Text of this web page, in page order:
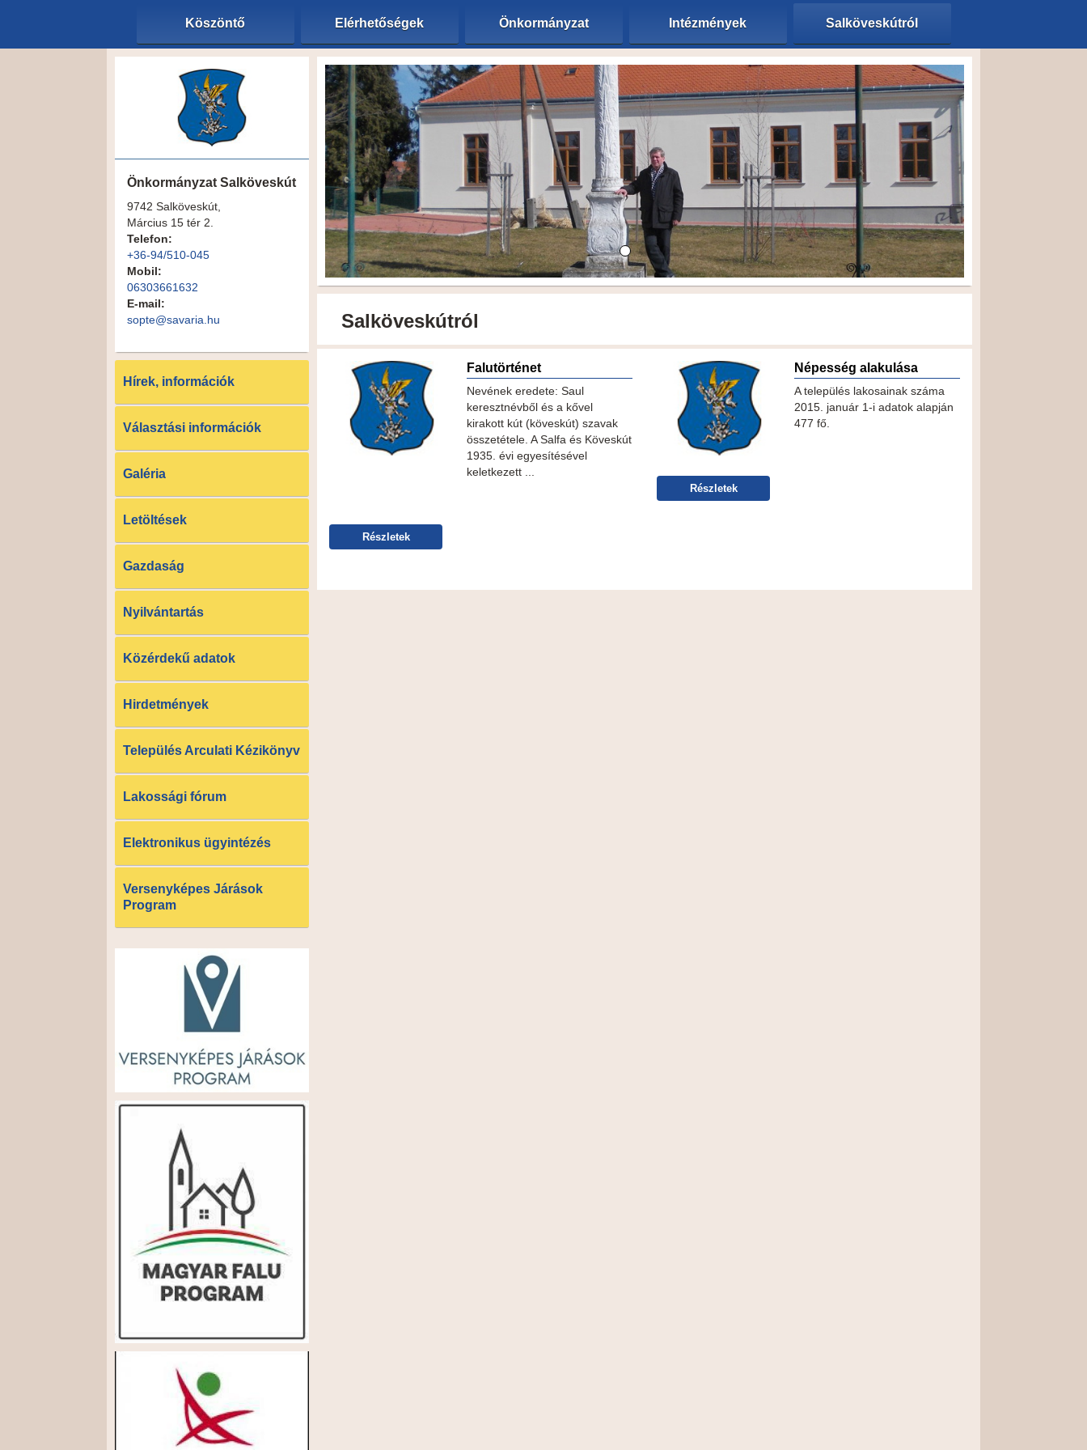
Köszöntő Elérhetőségek Önkormányzat Intézmények Salköveskútról
Önkormányzat Salköveskút
9742 Salköveskút,
Március 15 tér 2.
Telefon:
+36-94/510-045
Mobil:
06303661632
E-mail:
sopte@savaria.hu
Hírek, információk
Választási információk
Galéria
Letöltések
Gazdaság
Nyilvántartás
Közérdekű adatok
Hirdetmények
Település Arculati Kézikönyv
Lakossági fórum
Elektronikus ügyintézés
Versenyképes Járások
Program
Salköveskútról
Falutörténet
Nevének eredete: Saul
keresztnévből és a kővel
kirakott kút (köveskút) szavak
összetétele. A Salfa és Köveskút
1935. évi egyesítésével
keletkezett ...
Részletek
Népesség alakulása
A település lakosainak száma
2015. január 1-i adatok alapján
477 fő.
Részletek